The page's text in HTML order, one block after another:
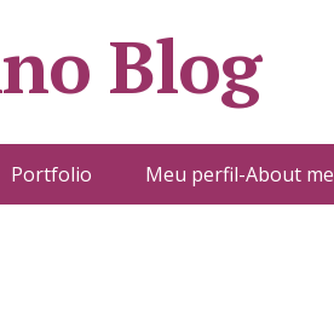
Blog
Portfolio Meu perfil-About me